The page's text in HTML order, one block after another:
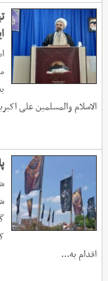
الاسلام والمسلمین علی
اقدام به...